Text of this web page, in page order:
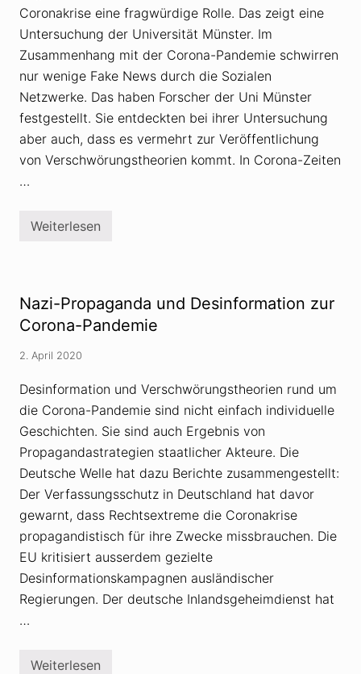
e
u
e
m
G
e
w
a
d
n
e
n
u
d
V
e
r
c
h
w
n
g
o
i
n
:
a
P
r
o
m
i
n
e
t
e
z
u
C
o
r
-
Coronakrise eine fragwürdige Rolle. Das zeigt eine
Untersuchung der Universität Münster. Im
Zusammenhang mit der Corona-Pandemie schwirren
nur wenige Fake News durch die Sozialen
Netzwerke. Das haben Forscher der Uni Münster
festgestellt. Sie entdeckten bei ihrer Untersuchung
aber auch, dass es vermehrt zur Veröffentlichung
von Verschwörungstheorien kommt. In Corona-Zeiten
…
V
h
w
ö
r
u
n
s
t
h
e
o
r
e
n
z
u
C
o
r
o
n
a
u
s
Weiterlesen
Nazi-Propaganda und Desinformation zur
Corona-Pandemie
2. April 2020
Desinformation und Verschwörungstheorien rund um
die Corona-Pandemie sind nicht einfach individuelle
Geschichten. Sie sind auch Ergebnis von
Propagandastrategien staatlicher Akteure. Die
Deutsche Welle hat dazu Berichte zusammengestellt:
Der Verfassungsschutz in Deutschland hat davor
gewarnt, dass Rechtsextreme die Coronakrise
propagandistisch für ihre Zwecke missbrauchen. Die
EU kritisiert ausserdem gezielte
Desinformationskampagnen ausländischer
Regierungen. Der deutsche Inlandsgeheimdienst hat
…
N
Weiterlesen